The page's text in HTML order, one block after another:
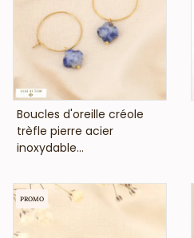
VOIR LE PRIX
Boucles d'oreille créole
trèfle pierre acier
inoxydable...
PROMO